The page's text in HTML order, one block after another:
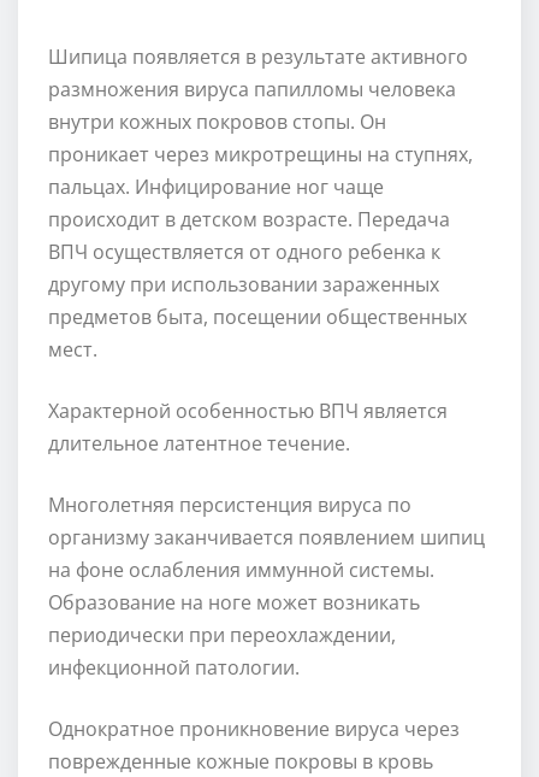
Шипица появляется в результате активного
размножения вируса папилломы человека
внутри кожных покровов стопы. Он
проникает через микротрещины на ступнях,
пальцах. Инфицирование ног чаще
происходит в детском возрасте. Передача
ВПЧ осуществляется от одного ребенка к
другому при использовании зараженных
предметов быта, посещении общественных
мест.
Характерной особенностью ВПЧ является
длительное латентное течение.
Многолетняя персистенция вируса по
организму заканчивается появлением шипиц
на фоне ослабления иммунной системы.
Образование на ноге может возникать
периодически при переохлаждении,
инфекционной патологии.
Однократное проникновение вируса через
поврежденные кожные покровы в кровь